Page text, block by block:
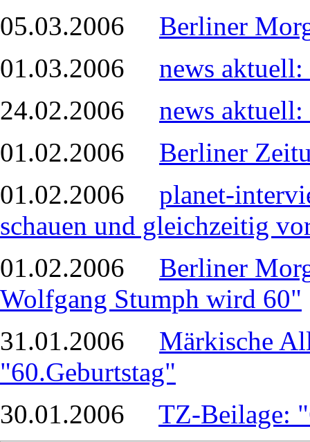
05.03.2006 Berliner
01.03.2006 news
24.02.2006 news
01.02.2006 Berliner
01.02.2006 planet-
schauen und gleichzeitig
01.02.2006 Berliner
Wolfgang Stumph wird 60"
31.01.2006 Märkische
"60.Geburtstag"
30.01.2006 TZ-Beilage: